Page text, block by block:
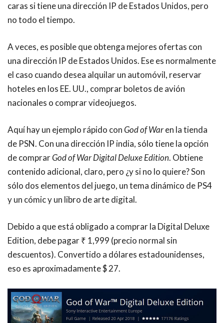
caras si tiene una dirección IP deEstados Unidos, pero
no todo el tiempo.
A veces, es posible que obtenga mejores ofertas con
una dirección IP deEstados Unidos. Ese es normalmente
el caso cuando desea alquilar un automóvil, reservar
hoteles en los EE. UU., comprar boletos de avión
nacionales o comprar videojuegos.
Aquí hay un ejemplo rápido conGod of Waren la tienda
de PSN. Con una dirección IP india, sólo tiene la opción
de comprarGod of War Digital Deluxe Edition. Obtiene
contenido adicional, claro, pero ¿y si no lo quiere? Son
sólo dos elementos del juego, un tema dinámico de PS4
y un cómic y un libro de arte digital.
Debido a que está obligado a comprar la Digital Deluxe
Edition, debe pagar ₹ 1,999 (precio normal sin
descuentos). Convertido a dólares estadounidenses,
eso es aproximadamente $ 27.